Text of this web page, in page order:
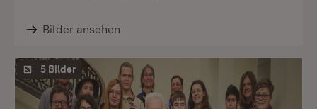
Bilder ansehen
5 Bilder